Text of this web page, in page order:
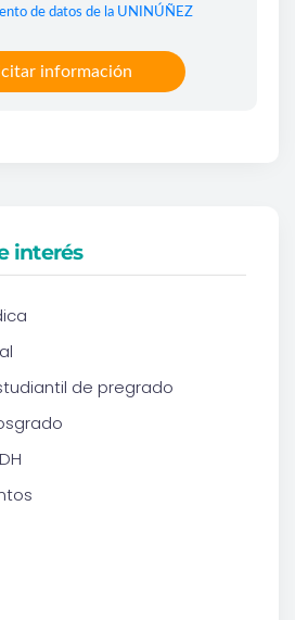
interés
de pregrado